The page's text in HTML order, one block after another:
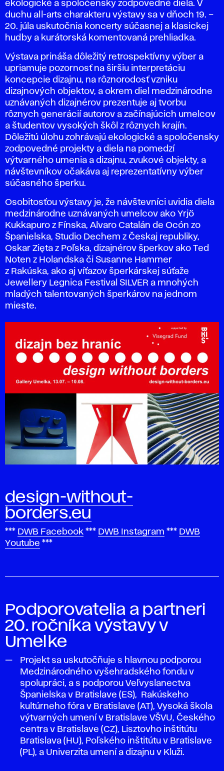
ekologické a spoločensky zodpovedné diela. V
duchu all-arts charakteru výstavy sa v dňoch 19. –
20. júla uskutočnia koncerty súčasnej a klasickej
hudby a kurátorská komentovaná prehliadka.
Výstava prináša dôležitý retrospektívny výber a
upriamuje pozornosť na širšiu interpretáciu
koncepcie dizajnu, na rôznorodosť vzniku
dizajnových objektov, a okrem diel medzinárodne
uznávaných dizajnérov prezentuje aj tvorbu
rôznych generácií autorov a začínajúcich umelcov
a študentov vysokých škôl z rôznych krajín.
Dôležitú úlohu zohrávajú ekologické a spoločensky
zodpovedné projekty a diela na pomedzí
výtvarného umenia a dizajnu, zvukové objekty, a
návštevníkov očakáva aj reprezentatívny výber
súčasného šperku.
Osobitosťou výstavy je, že návštevníci uvidia diela
medzinárodne uznávaných umelcov ako Yrjö
Kukkapuro z Fínska, Alvaro Catalán de Ocón zo
Španielska, Studio Dechem z Českaj republiky,
Oskar Zięta z Poľska, dizajnérov šperkov ako Ted
Noten z Holandska či Susanne Hammer
z Rakúska, ako aj víťazov šperkárskej súťaže
Jewellery Legnica Festival SILVER a mnohých
mladých talentovaných šperkárov na jednom
mieste.
design-without-
borders.eu
*** DWB Facebook *** DWB Instagram *** DWB
Youtube ***
Podporovatelia a partneri
20. ročníka výstavy v
Umelke
Projekt sa uskutočňuje s hlavnou podporou
Medzinárodného vyšehradského fondu v
spolupráci, a s podporou Veľvyslanectva
Španielska v Bratislave (ES), Rakúskeho
kultúrneho fóra v Bratislave (AT), Vysoká škola
výtvarných umení v Bratislave VŠVU, Českého
centra v Bratislave (CZ), Lisztovho inštitútu
Bratislava (HU), Poľského inštitútu v Bratislave
(PL), a Univerzita umení a dizajnu v Kluži.